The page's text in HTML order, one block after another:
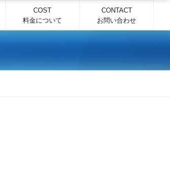
COST
料金について
CONTACT
お問い合わせ